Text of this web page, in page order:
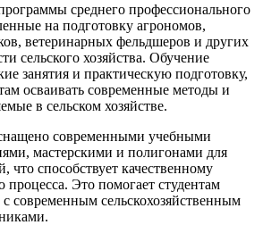
среднего профессионального
на подготовку агрономов,
ветеринарных фельдшеров и других
сельского хозяйства. Обучение
занятия и практическую подготовку,
осваивать современные методы и
в сельском хозяйстве.
современными учебными
мастерскими и полигонами для
что способствует качественному
Это помогает студентам
современным сельскохозяйственным